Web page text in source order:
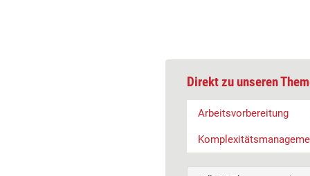
Direkt zu unseren
Arbeitsvorbereitung